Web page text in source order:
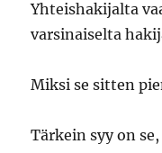
Yhteishakijalta
varsinaiselta
Miksi se sitten
Tärkein syy on